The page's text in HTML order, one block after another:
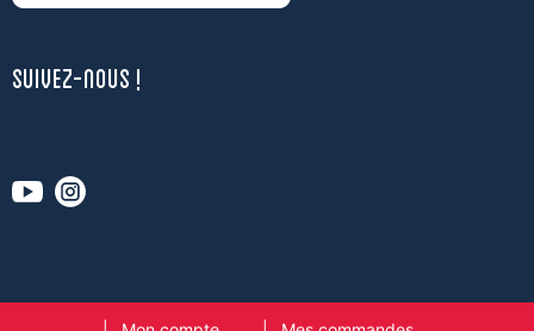
SUIVEZ-NOUS !